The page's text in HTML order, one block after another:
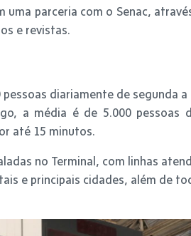
uma parceria com o Senac,
e revistas.
diariamente de segunda
a média é de 5.000 pessoas
até 15 minutos.
no Terminal, com linhas
e principais cidades, além de